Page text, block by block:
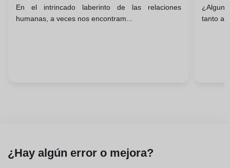
Percepción De La Realidad
En el intrincado laberinto de las relaciones
humanas, a veces nos encontram...
tanto
¿Hay algún error o mejora?